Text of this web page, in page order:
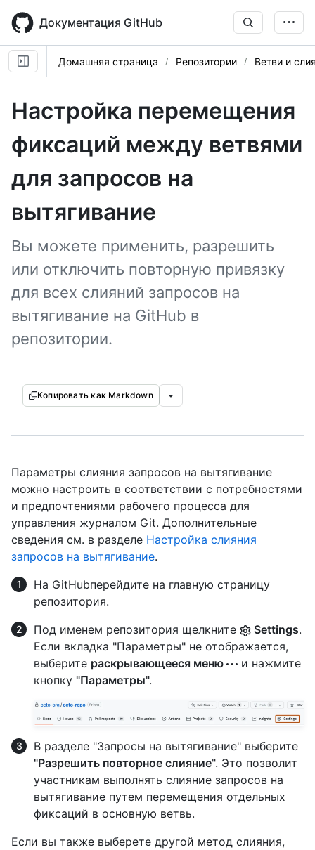
main
content
Документация GitHub
Домашняя страница Репозитории Ветви и
Настройка перемещения
фиксаций между ветвями
для запросов на
вытягивание
Вы можете применить, разрешить
или отключить повторную привязку
для всех слияний запросов на
вытягивание на GitHub в
репозитории.
Копировать как Markdown
Параметры слияния запросов на вытягивание
можно настроить в соответствии с потребностями
и предпочтениями рабочего процесса для
управления журналом Git. Дополнительные
сведения см. в разделе Настройка слияния
запросов на вытягивание.
На GitHubперейдите на главную страницу
репозитория.
Под именем репозитория щелкните
Settings.
Если вкладка "Параметры" не отображается,
выберите раскрывающееся меню
и нажмите
кнопку "Параметры".
В разделе "Запросы на вытягивание" выберите
"Разрешить повторное слияние". Это позволит
участникам выполнять слияние запросов на
вытягивание путем перемещения отдельных
фиксаций в основную ветвь.
Если вы также выберете другой метод слияния,